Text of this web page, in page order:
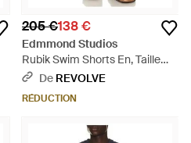
205 €138 €
Edmmond Studios
Rubik Swim Shorts En, Taille
Also En S, M, Xl/1X - Bleu
De REVOLVE
RÉDUCTION